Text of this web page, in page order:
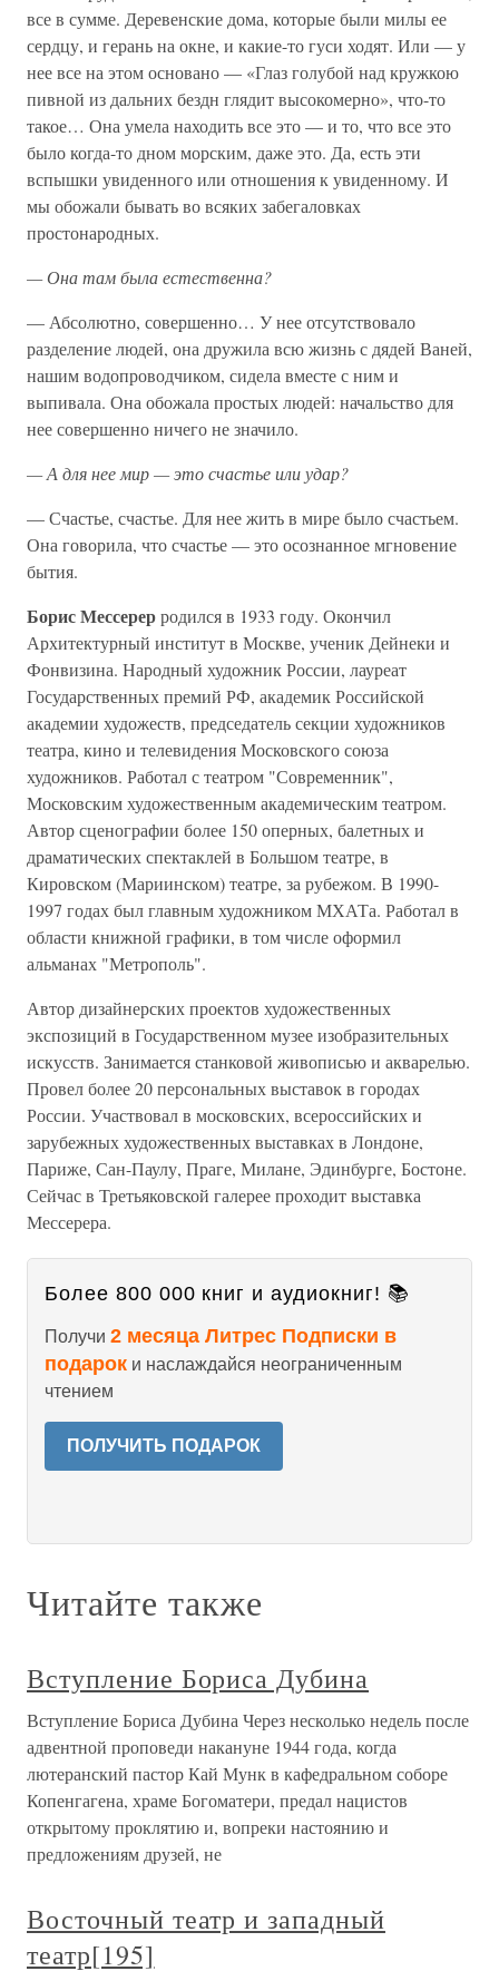
все в сумме. Деревенские дома, которые были милы ее
сердцу, и герань на окне, и какие-то гуси ходят. Или — у
нее все на этом основано — «Глаз голубой над кружкою
пивной из дальних бездн глядит высокомерно», что-то
такое… Она умела находить все это — и то, что все это
было когда-то дном морским, даже это. Да, есть эти
вспышки увиденного или отношения к увиденному. И
мы обожали бывать во всяких забегаловках
простонародных.
—Онатамбылаестественна?
— Абсолютно, совершенно… У нее отсутствовало
разделение людей, она дружила всю жизнь с дядей Ваней,
нашим водопроводчиком, сидела вместе с ним и
выпивала. Она обожала простых людей: начальство для
нее совершенно ничего не значило.
—Адлянеемир —этосчастьеилиудар?
— Счастье, счастье. Для нее жить в мире было счастьем.
Она говорила, что счастье — это осознанное мгновение
бытия.
Борис Мессерерродился в 1933 году. Окончил
Архитектурный институт в Москве, ученик Дейнеки и
Фонвизина. Народный художник России, лауреат
Государственных премий РФ, академик Российской
академии художеств, председатель секции художников
театра, кино и телевидения Московского союза
художников. Работал с театром "Современник",
Московским художественным академическим театром.
Автор сценографии более 150 оперных, балетных и
драматических спектаклей в Большом театре, в
Кировском (Мариинском) театре, за рубежом. В 1990-
1997 годах был главным художником МХАТа. Работал в
области книжной графики, в том числе оформил
альманах "Метрополь".
Автор дизайнерских проектов художественных
экспозиций в Государственном музее изобразительных
искусств. Занимается станковой живописью и акварелью.
Провел более 20 персональных выставок в городах
России. Участвовал в московских, всероссийских и
зарубежных художественных выставках в Лондоне,
Париже, Сан-Паулу, Праге, Милане, Эдинбурге, Бостоне.
Сейчас в Третьяковской галерее проходит выставка
Мессерера.
Более 800 000 книг и аудиокниг! 📚
Получи 2 месяца Литрес Подписки в
подарок и наслаждайся неограниченным
чтением
ПОЛУЧИТЬ ПОДАРОК
Читайте также
Вступление Бориса Дубина
Вступление Бориса Дубина Через несколько недель после
адвентной проповеди накануне 1944 года, когда
лютеранский пастор Кай Мунк в кафедральном соборе
Копенгагена, храме Богоматери, предал нацистов
открытому проклятию и, вопреки настоянию и
предложениям друзей, не
Восточный театр и западный
театр[195]